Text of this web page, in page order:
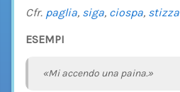
Cfr. paglia, siga, ciospa, stizza
ESEMPI
«Mi accendo una paina.»